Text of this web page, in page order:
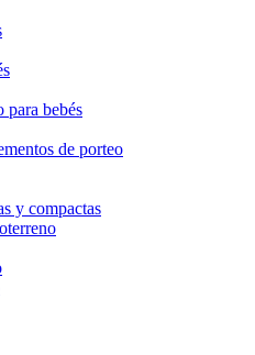
para bebés
de porteo
y compactas